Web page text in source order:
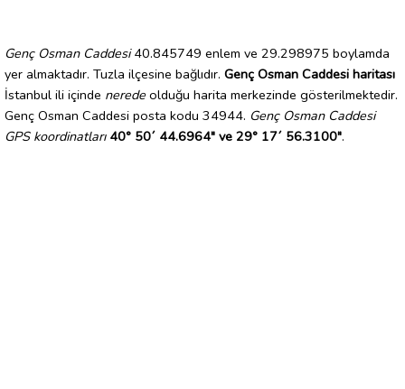
Genç Osman Caddesi40.845749 enlem ve 29.298975 boylamda
yer almaktadır. Tuzla ilçesine bağlıdır. Genç Osman Caddesi haritası
İstanbul ili içinde nerede olduğu harita merkezinde gösterilmektedir.
Genç Osman Caddesi posta kodu 34944. Genç Osman Caddesi
GPS koordinatları 40° 50´ 44.6964" ve 29° 17´ 56.3100".